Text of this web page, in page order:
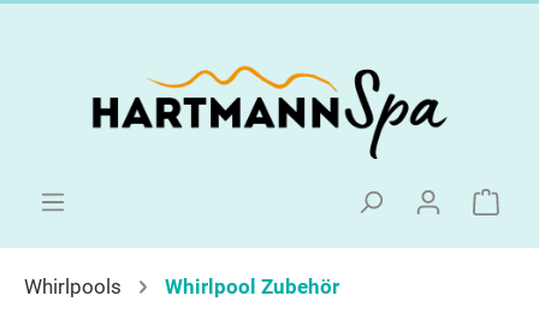
Whirlpools Whirlpool Zubehör